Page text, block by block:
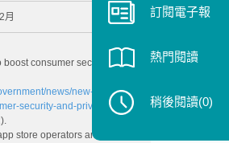
月
boost consumer security and
news/new-rules-for-
security-and-privacy
(last
store operators and app
訂閱電子報
熱門閱讀
稍後閱讀(0)